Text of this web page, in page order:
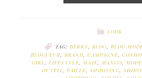
LOOK
TAG: BERRY, BLOG, BLOG
BLOGUEUR
BRAND CAMPAGNE,
GIRL
LIFESTYLE MAJE MANGO MODE
OUTFIT PAILLE SHOOTING